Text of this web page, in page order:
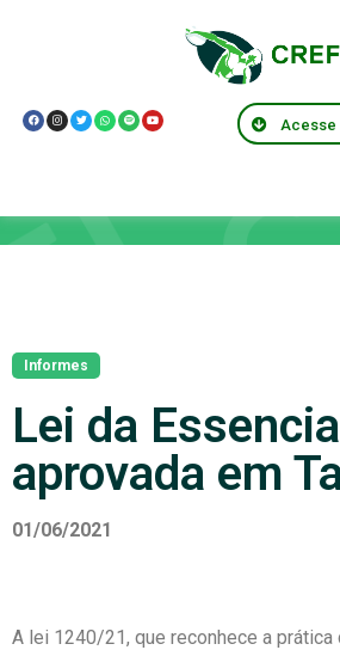
Acesse
Informes
Lei da
aprovada em
01/06/2021
A lei 1240/21, que reconhece a